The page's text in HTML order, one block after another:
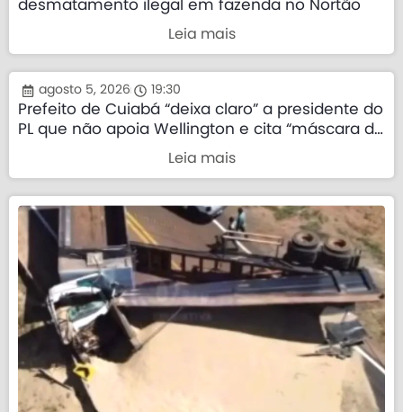
desmatamento ilegal em fazenda no Nortão
Leia mais
agosto 5, 2026 19:30
Prefeito de Cuiabá “deixa claro” a presidente do
PL que não apoia Wellington e cita “máscara da
Leia mais